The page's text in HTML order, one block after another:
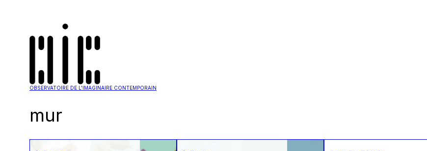
OBSERVATOIRE DE L'IMAGINAIRE CONTEMPORAIN
mur